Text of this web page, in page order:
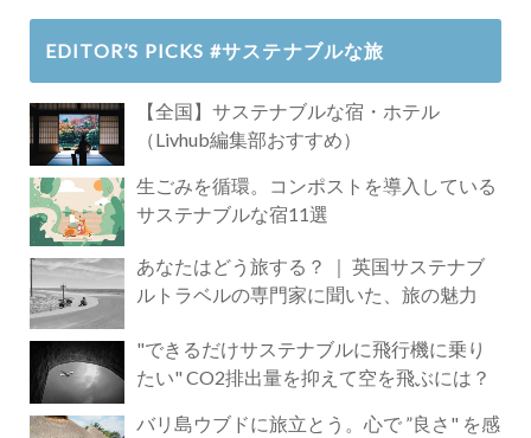
EDITOR’S PICKS #サステナブルな旅
【全国】サステナブルな宿・ホテル
（Livhub編集部おすすめ）
生ごみを循環。コンポストを導入している
サステナブルな宿11選
あなたはどう旅する？ ｜ 英国サステナブ
ルトラベルの専門家に聞いた、旅の魅力
"できるだけサステナブルに飛行機に乗り
たい" CO2排出量を抑えて空を飛ぶには？
バリ島ウブドに旅立とう。心で ”良さ" を感